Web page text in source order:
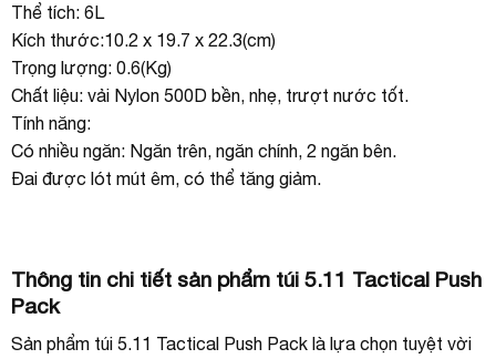
Thể tích: 6L
Kích thước:10.2 x 19.7 x 22.3(cm)
Trọng lượng: 0.6(Kg)
Chất liệu: vải Nylon 500D bền, nhẹ, trượt nước tốt.
Tính năng:
Có nhiều ngăn: Ngăn trên, ngăn chính, 2 ngăn bên.
Đai được lót mút êm, có thể tăng giảm.
Thông tin chi tiết sản phẩm túi 5.11 Tactical Push
Pack
Sản phẩm túi 5.11 Tactical Push Pack là lựa chọn tuyệt vời